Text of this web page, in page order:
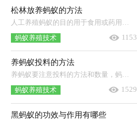
松林放养蚂蚁的方法
蚂蚁养殖技术 1153
养蚂蚁投料的方法
养蚂蚁要注意投料的方法和数量，蚂蚁个体小，躯体表面积大，能量消耗大，自然食量也大。特别是日夜操劳忙碌不停的工蚁，消耗能量极大，投料多...
蚂蚁养殖技术 1529
黑蚂蚁的功效与作用有哪些